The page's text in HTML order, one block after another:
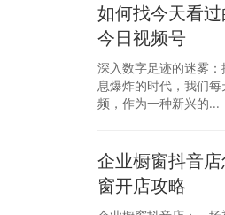
如何找今天看
今日视频号
深入数字足迹的迷雾
息爆炸的时代，我们
频，作为一种新兴的...
企业橱窗抖音
窗开店攻略